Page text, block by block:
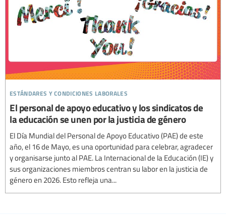
estándares y condiciones laborales
El personal de apoyo educativo y los sindicatos de
la educación se unen por la justicia de género
El Día Mundial del Personal de Apoyo Educativo (PAE) de este
año, el 16 de Mayo, es una oportunidad para celebrar, agradecer
y organisarse junto al PAE. La Internacional de la Educación (IE) y
sus organizaciones miembros centran su labor en la justicia de
género en 2026. Esto refleja una...